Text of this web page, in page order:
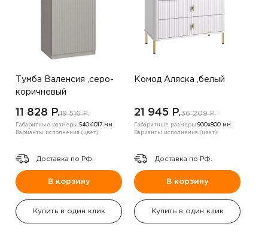
Тумба Валенсия ,серо-
коричневый
11 828 P.19 516 P.
Габаритные размеры:540х1017 мм
Варианты исполнения (цвет):
Доставка по РФ.
В корзину
Купить в один клик
Комод Аляска ,белый
21 945 P.36 209 P.
Габаритные размеры:900х800 мм
Варианты исполнения (цвет):
Доставка по РФ.
В корзину
Купить в один клик